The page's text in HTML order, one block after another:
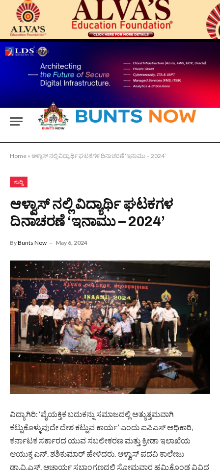
Home » ಆಳ್ವಾಸ್ ನಲ್ಲಿ ವಿದ್ಯಾರ್ಥಿ ಘಟಕಗಳ ದಿನಾಚರಣೆ ‘ಇನಾಮು – 2024’
ಸುದ್ದಿ
ಆಳ್ವಾಸ್ ನಲ್ಲಿ ವಿದ್ಯಾರ್ಥಿ ಘಟಕಗಳ
ದಿನಾಚರಣೆ ‘ಇನಾಮು – 2024’
ByBunts Now May 6, 2024
ವಿದ್ಯಾಗಿರಿ: ‘ವೈಯಕ್ತಿಕ ಬದುಕನ್ನು ಸಮಾಜದಲ್ಲಿ ಅತ್ಯುತ್ತಮವಾಗಿ
ಕಟ್ಟುಕೊಳ್ಳುವುದೇ ದೇಶ ಕಟ್ಟುವ ಕಾರ್ಯ’ ಎಂದು ಐಪಿಎಸ್ ಅಧಿಕಾರಿ,
ಕರ್ನಾಟಕ ಸರ್ಕಾರದ ಯುವ ಸಬಲೀಕರಣ ಮತ್ತು ಕ್ರೀಡಾ ಇಲಾಖೆಯ
ಆಯುಕ್ತ ಎನ್. ಶಶಿಕುಮಾರ್ ಹೇಳಿದರು. ಆಳ್ವಾಸ್ ಪದವಿ ಕಾಲೇಜು
ಡಾ.ವಿ.ಎಸ್. ಆಚಾರ್ಯ ಸಭಾಂಗಣದಲ್ಲಿ ಸೋಮವಾರ ಹಮ್ಮಿಕೊಂಡ ವಿವಿಧ